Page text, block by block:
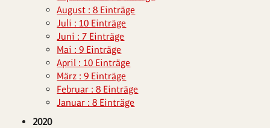
August : 8 Einträge
Juli : 10 Einträge
Juni : 7 Einträge
Mai : 9 Einträge
April : 10 Einträge
März : 9 Einträge
Februar : 8 Einträge
Januar : 8 Einträge
2020